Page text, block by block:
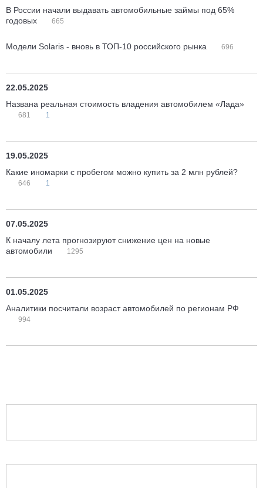
В России начали выдавать автомобильные займы под 65%
годовых
665
Модели Solaris - вновь в ТОП-10 российского рынка 696
22.05.2025
Названа реальная стоимость владения автомобилем «Лада»
681 1
19.05.2025
Какие иномарки с пробегом можно купить за 2 млн рублей?
646 1
07.05.2025
К началу лета прогнозируют снижение цен на новые
автомобили
1295
01.05.2025
Аналитики посчитали возраст автомобилей по регионам РФ
994